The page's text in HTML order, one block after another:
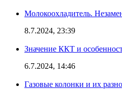
Молокоохладитель.
8.7.2024, 23:39
Значение ККТ и
6.7.2024, 14:46
Газовые колонки и их